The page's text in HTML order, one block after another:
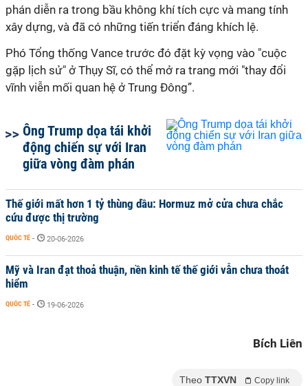
phán diễn ra trong bầu không khí tích cực và mang tính
xây dựng, và đã có những tiến triển đáng khích lệ.
Phó Tổng thống Vance trước đó đặt kỳ vọng vào "cuộc
gặp lịch sử" ở Thụy Sĩ, có thể mở ra trang mới "thay đổi
vĩnh viễn mối quan hệ ở Trung Đông”.
Ông Trump dọa tái khởi
động chiến sự với Iran
giữa vòng đàm phán
Thế giới mất hơn 1 tỷ thùng dầu: Hormuz mở cửa chưa chắc
cứu được thị trường
QUỐC TẾ - 20-06-2026
Mỹ và Iran đạt thoả thuận, nền kinh tế thế giới vẫn chưa thoát
hiểm
QUỐC TẾ - 19-06-2026
Bích Liên
Theo TTXVN Copy link